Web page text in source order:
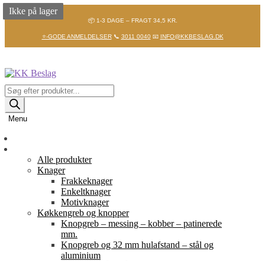
📦 1-3 DAGE – FRAGT 34,5 KR.
⭐-GODE ANMELDELSER📞 3011 0040📧 INFO@KKBESLAG.DK
Spring
til
navigation
Spring
til
indhold
Products
search
Menu
Alle produkter
Knager
Frakkeknager
Enkeltknager
Motivknager
Køkkengreb og knopper
Knopgreb – messing – kobber – patinerede
mm.
Knopgreb og 32 mm hulafstand – stål og
aluminium
Ikke på lager
Ikke på lager